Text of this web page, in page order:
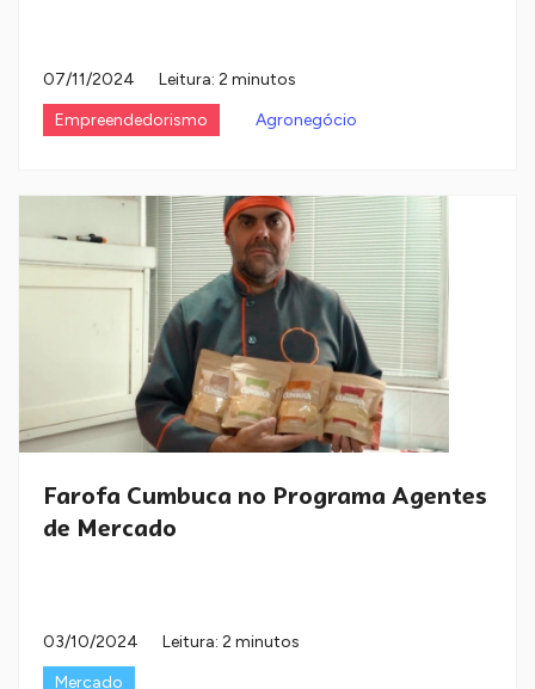
07/11/2024
Leitura: 2 minutos
Empreendedorismo
Agronegócio
Farofa Cumbuca no Programa Agentes
de Mercado
03/10/2024
Leitura: 2 minutos
Mercado